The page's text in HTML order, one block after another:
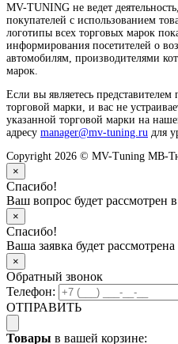
MV-TUNING не ведет
покупателей с использованием
логотипы всех торговых марок
информирования посетителей о
автомобилям, производителями
марок.
Если вы являетесь представителем
торговой марки, и вас не
указанной торговой марки на
адресу manager@mv-tuning.ru для
Copyright 2026 © MV-Tuning МВ-
×
Спасибо!
Ваш вопрос будет рассмотрен
×
Спасибо!
Ваша заявка будет
×
Обратный звонок
Телефон:
ОТПРАВИТЬ
Товары в вашей корзине: